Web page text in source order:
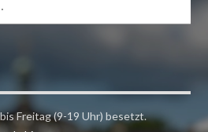
Freitag (9-19 Uhr) besetzt.